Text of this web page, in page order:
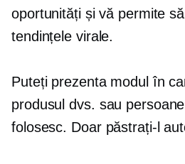
oportunități și vă permite
tendințele virale.
Puteți prezenta modul în
produsul dvs. sau
folosesc. Doar păstrați-l